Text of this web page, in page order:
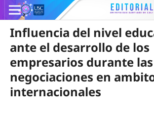
Influencia del nivel
ante el desarrollo de los
empresarios durante las
negociaciones en
internacionales